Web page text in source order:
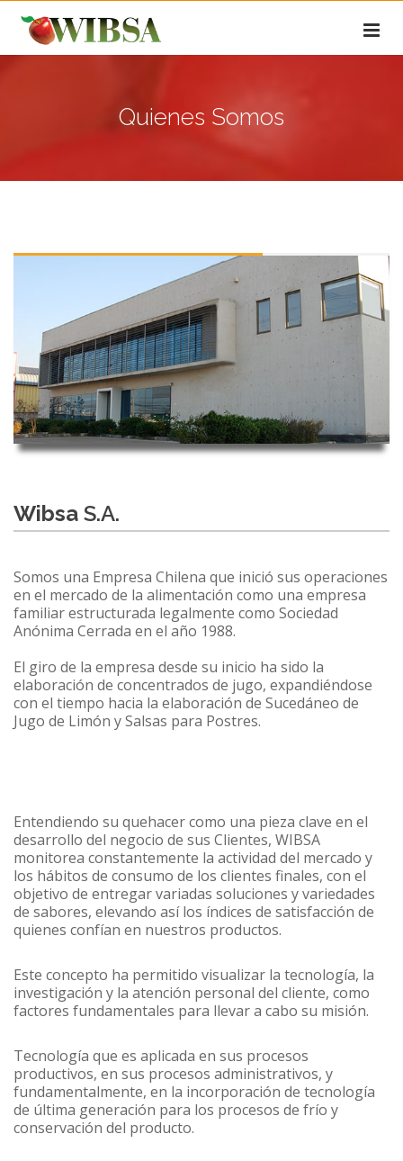
Quienes Somos
Wibsa S.A.
Somos una Empresa Chilena que inició sus operaciones
en el mercado de la alimentación como una empresa
familiar estructurada legalmente como Sociedad
Anónima Cerrada en el año 1988.
El giro de la empresa desde su inicio ha sido la
elaboración de concentrados de jugo, expandiéndose
con el tiempo hacia la elaboración de Sucedáneo de
Jugo de Limón y Salsas para Postres.
Entendiendo su quehacer como una pieza clave en el
desarrollo del negocio de sus Clientes, WIBSA
monitorea constantemente la actividad del mercado y
los hábitos de consumo de los clientes finales, con el
objetivo de entregar variadas soluciones y variedades
de sabores, elevando así los índices de satisfacción de
quienes confían en nuestros productos.
Este concepto ha permitido visualizar la tecnología, la
investigación y la atención personal del cliente, como
factores fundamentales para llevar a cabo su misión.
Tecnología que es aplicada en sus procesos
productivos, en sus procesos administrativos, y
fundamentalmente, en la incorporación de tecnología
de última generación para los procesos de frío y
conservación del producto.